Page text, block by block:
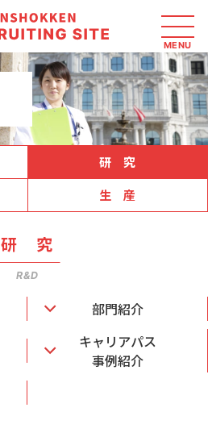
研 究
生 産
研 究
R&D
部門紹介
キャリアパス
事例紹介